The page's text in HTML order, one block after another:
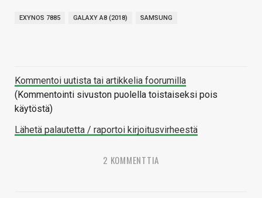
EXYNOS 7885 GALAXY A8 (2018) SAMSUNG
Kommentoi uutista tai artikkelia foorumilla
(Kommentointi sivuston puolella toistaiseksi pois
käytöstä)
Lähetä palautetta / raportoi kirjoitusvirheestä
2 KOMMENTTIA